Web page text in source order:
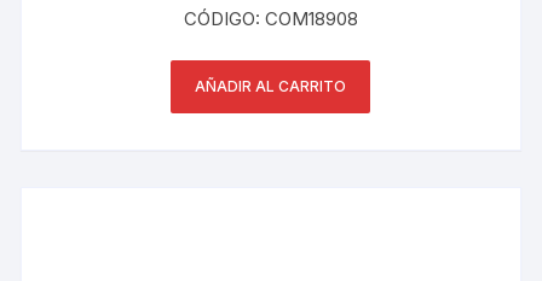
CÓDIGO: COM18908
AÑADIR AL CARRITO